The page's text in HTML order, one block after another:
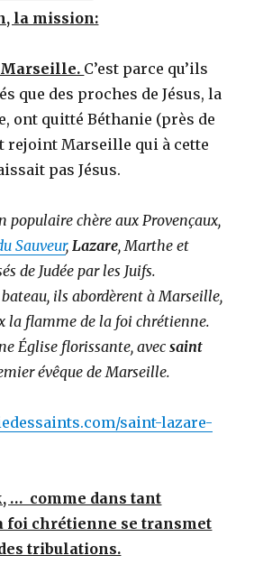
la mission:
Marseille. C’est parce qu’ils
que des proches de Jésus, la
ont quitté Béthanie (près de
rejoint Marseille qui à cette
pas Jésus.
populaire chère aux Provençaux,
Sauveur, Lazare, Marthe et
de Judée par les Juifs.
ils abordèrent à Marseille,
la flamme de la foi chrétienne.
Église florissante, avecsaint
évêque de Marseille.
saint-lazare-
… comme dans tant
foi chrétienne se transmet
tribulations.